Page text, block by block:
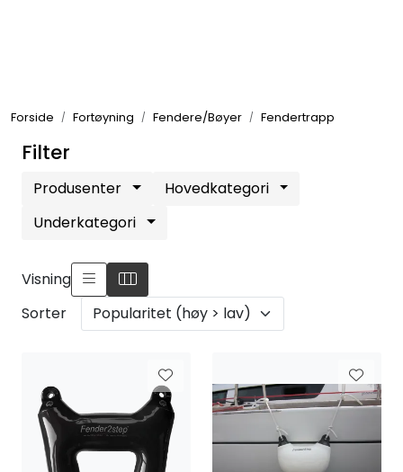
Forside Fortøyning Fendere/Bøyer Fendertrapp
Filter
Produsenter
Hovedkategori
Underkategori
Visning
Sorter
Elektrisk
Bygg/Innredning
VVS
Fortøyning
Fritid/Sikkerhet